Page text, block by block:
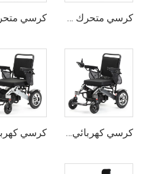
كرسي متحرك كهربائي ذكي قابل للطي بإطار من ألياف الكربون
كرسي كهربائي قابل للطي خفيف الوزن للسفر للبالغين